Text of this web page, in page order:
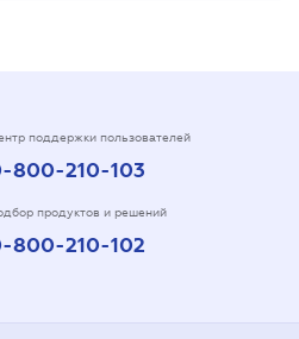
поддержки пользователей
800-210-103
продуктов и решений
800-210-102